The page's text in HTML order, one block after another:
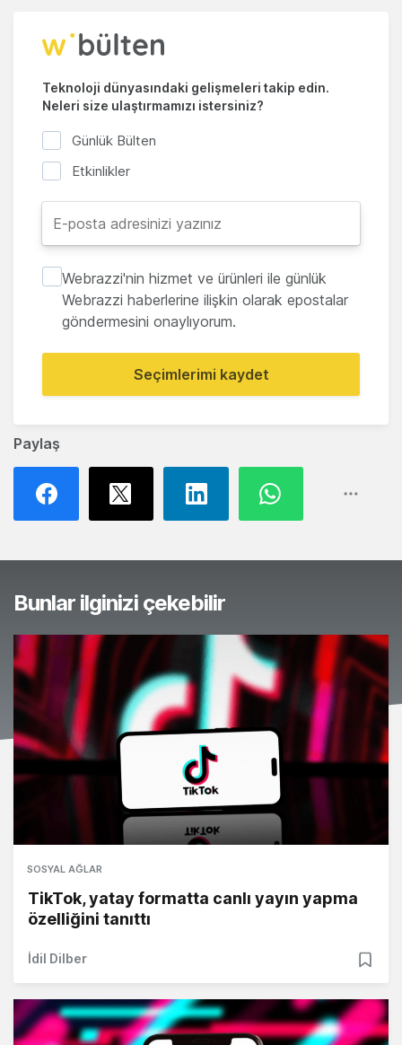
Paylaş
Teknoloji dünyasındaki gelişmeleri takip edin.
Neleri size ulaştırmamızı istersiniz?
Günlük Bülten
Etkinlikler
Webrazzi'nin hizmet ve ürünleri ile günlük
Webrazzi haberlerine ilişkin olarak epostalar
göndermesini onaylıyorum.
Seçimlerimi kaydet
Bunlar ilginizi çekebilir
SOSYAL AĞLAR
TikTok, yatay formatta canlı yayın yapma
özelliğini tanıttı
İdil Dilber